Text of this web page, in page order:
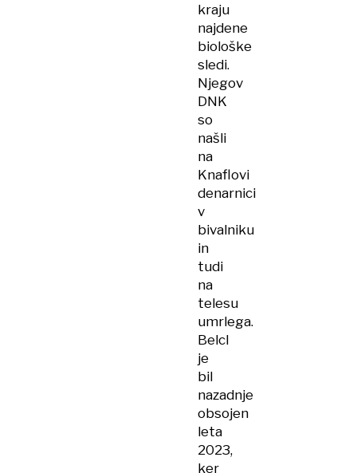
kraju
najdene
biološke
sledi.
Njegov
DNK
so
našli
na
Knaflovi
denarnici
v
bivalniku
in
tudi
na
telesu
umrlega.
Belcl
je
bil
nazadnje
obsojen
leta
2023,
ker